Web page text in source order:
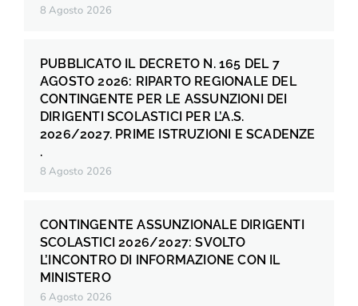
8 Agosto 2026
PUBBLICATO IL DECRETO N. 165 DEL 7
AGOSTO 2026: RIPARTO REGIONALE DEL
CONTINGENTE PER LE ASSUNZIONI DEI
DIRIGENTI SCOLASTICI PER L’A.S.
2026/2027. PRIME ISTRUZIONI E SCADENZE
.
8 Agosto 2026
CONTINGENTE ASSUNZIONALE DIRIGENTI
SCOLASTICI 2026/2027: SVOLTO
L’INCONTRO DI INFORMAZIONE CON IL
MINISTERO
6 Agosto 2026